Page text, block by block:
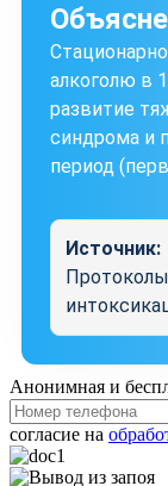
алкоголю в
развитие
синдрома и
период
Источник:
Анонимная и
согласие на